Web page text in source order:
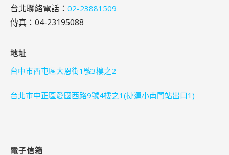
台北聯絡電話： 02-23881509
傳真：04-23195088
地址
台中市西屯區大恩街1號3樓之2
台北市中正區愛國西路9號4樓之1(捷運小南門站出口1)
電子信箱